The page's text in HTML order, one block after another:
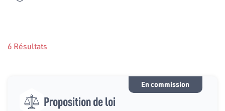
6 Résultats
En commission
Proposition de loi